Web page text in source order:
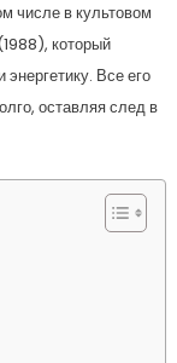
числе в культовом
который
Все его
оставляя след в